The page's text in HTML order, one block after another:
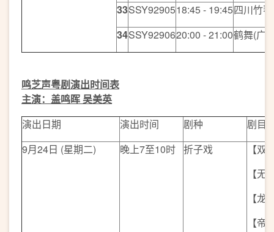
33SSY9290518:45 - 19:45四川竹
34SSY9290620:00 - 21:00鹤舞(广
鸣芝声粤剧演出时间表
主演：盖鸣晖 吴美英
演出日期
演出时间 剧种
剧目
9月24日 (星期二)
晚上7至10时 折子戏
【
【
【
【帝